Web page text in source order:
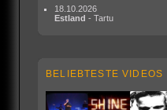
18.10.2026
Estland - Tartu
BELIEBTESTE VIDEOS